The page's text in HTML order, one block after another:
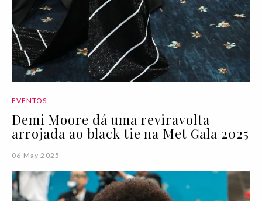
EVENTOS
Demi Moore dá uma reviravolta
arrojada ao black tie na Met Gala 2025
06 May 2025